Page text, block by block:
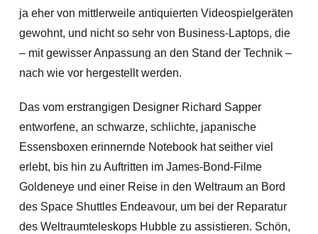
ja eher von mittlerweile antiquierten Videospielgeräten
gewohnt, und nicht so sehr von Business-Laptops, die
– mit gewisser Anpassung an den Stand der Technik –
nach wie vor hergestellt werden.
Das vom erstrangigen Designer Richard Sapper
entworfene, an schwarze, schlichte, japanische
Essensboxen erinnernde Notebook hat seither viel
erlebt, bis hin zu Auftritten im James-Bond-Filme
Goldeneye und einer Reise in den Weltraum an Bord
des Space Shuttles Endeavour, um bei der Reparatur
des Weltraumteleskops Hubble zu assistieren. Schön,